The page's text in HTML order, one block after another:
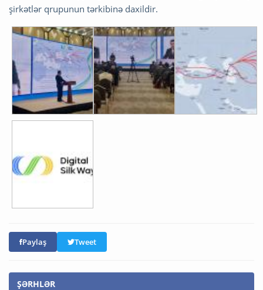
şirkətlər qrupunun tərkibinə daxildir.
Paylaş Tweet
ŞƏRHLƏR